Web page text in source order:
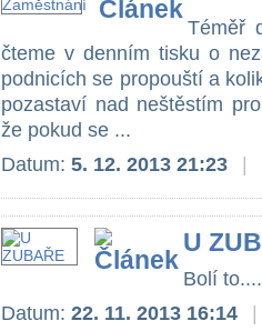
Téměř
čteme v denním tisku o
podnicích se propouští a
pozastaví nad neštěstím
že pokud se ...
Datum: 5. 12. 2013 21:23
U
Bolí
Datum: 22. 11. 2013 16:14